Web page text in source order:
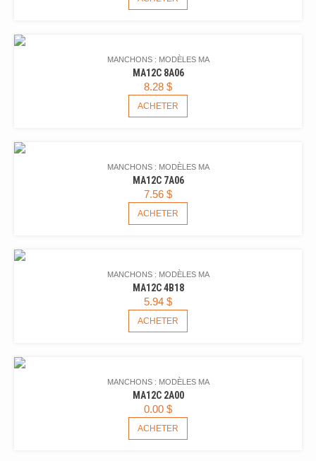
MANCHONS : MODÈLES MA
MA12C 8A06
8.28 $
ACHETER
MANCHONS : MODÈLES MA
MA12C 7A06
7.56 $
ACHETER
MANCHONS : MODÈLES MA
MA12C 4B18
5.94 $
ACHETER
MANCHONS : MODÈLES MA
MA12C 2A00
0.00 $
ACHETER